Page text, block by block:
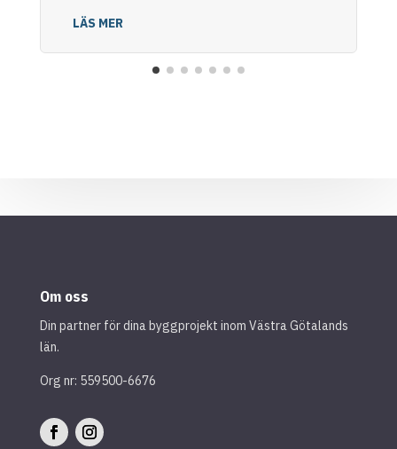
LÄS MER
Om oss
Din partner för dina byggprojekt inom Västra Götalands
län.
Org nr: 559500-6676